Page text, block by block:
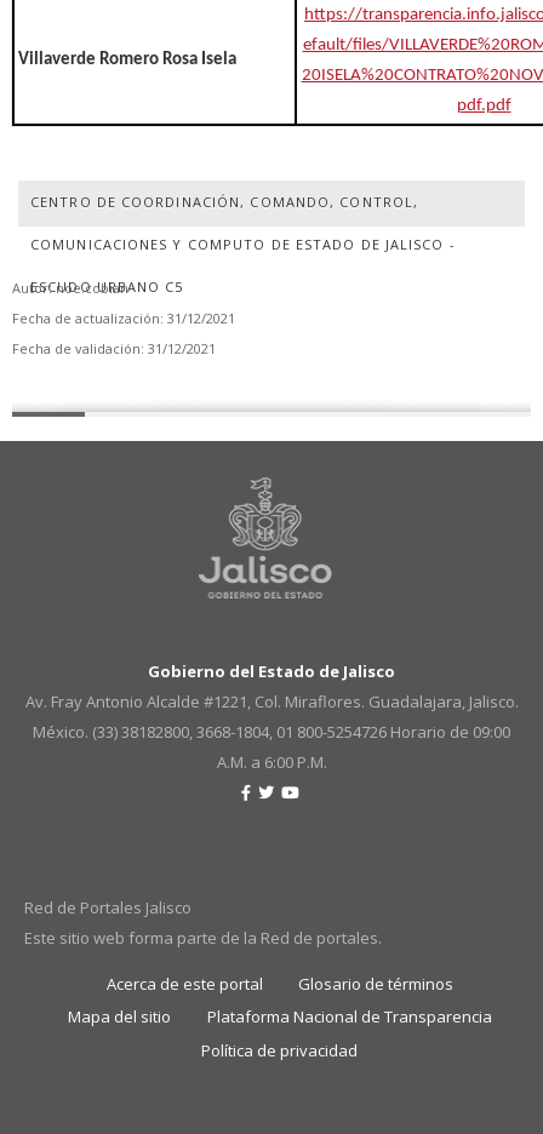
Villaverde Romero Rosa Isela
https://
efault/files/
pdf.pdf
CENTRO DE COORDINACIÓN, COMANDO, CONTROL,
COMUNICACIONES Y COMPUTO DE ESTADO DE JALISCO -
ESCUDO URBANO C5
Autor: noe.cobian
Fecha de actualización: 31/12/2021
Fecha de validación: 31/12/2021
Gobierno del Estado de Jalisco
Av. Fray Antonio Alcalde #1221, Col. Miraflores. Guadalajara, Jalisco.
México. (33) 38182800, 3668-1804, 01 800-5254726 Horario de 09:00
A.M. a 6:00 P.M.
Red de Portales Jalisco
Este sitio web forma parte de la Red de portales.
Acerca de este portal
Glosario de términos
Mapa del sitio
Plataforma Nacional de Transparencia
Política de privacidad